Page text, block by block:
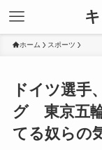
ホーム スポーツ
ドイツ選
グ 東京五
てる奴らの